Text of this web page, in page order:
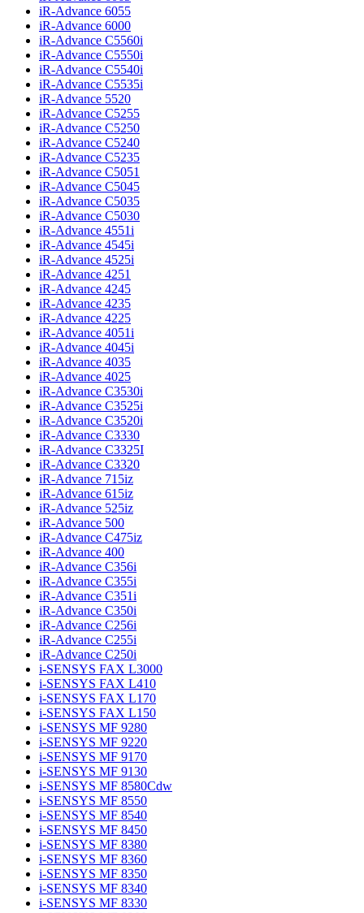
iR-Advance 6055
iR-Advance 6000
iR-Advance C5560i
iR-Advance C5550i
iR-Advance C5540i
iR-Advance C5535i
iR-Advance 5520
iR-Advance C5255
iR-Advance C5250
iR-Advance C5240
iR-Advance C5235
iR-Advance C5051
iR-Advance C5045
iR-Advance C5035
iR-Advance C5030
iR-Advance 4551i
iR-Advance 4545i
iR-Advance 4525i
iR-Advance 4251
iR-Advance 4245
iR-Advance 4235
iR-Advance 4225
iR-Advance 4051i
iR-Advance 4045i
iR-Advance 4035
iR-Advance 4025
iR-Advance C3530i
iR-Advance C3525i
iR-Advance C3520i
iR-Advance C3330
iR-Advance C3325I
iR-Advance C3320
iR-Advance 715iz
iR-Advance 615iz
iR-Advance 525iz
iR-Advance 500
iR-Advance C475iz
iR-Advance 400
iR-Advance C356i
iR-Advance C355i
iR-Advance C351i
iR-Advance C350i
iR-Advance C256i
iR-Advance C255i
iR-Advance C250i
i-SENSYS FAX L3000
i-SENSYS FAX L410
i-SENSYS FAX L170
i-SENSYS FAX L150
i-SENSYS MF 9280
i-SENSYS MF 9220
i-SENSYS MF 9170
i-SENSYS MF 9130
i-SENSYS MF 8580Cdw
i-SENSYS MF 8550
i-SENSYS MF 8540
i-SENSYS MF 8450
i-SENSYS MF 8380
i-SENSYS MF 8360
i-SENSYS MF 8350
i-SENSYS MF 8340
i-SENSYS MF 8330